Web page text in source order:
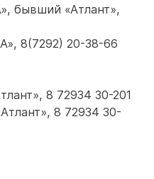
бывший «Атлант»,
8(7292) 20-38-66
8 72934 30-201
8 72934 30-